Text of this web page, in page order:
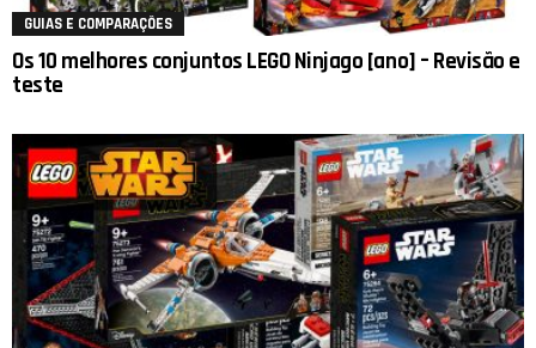
GUIAS E COMPARAÇÕES
Os 10 melhores conjuntos LEGO Ninjago [ano] – Revisão e
teste